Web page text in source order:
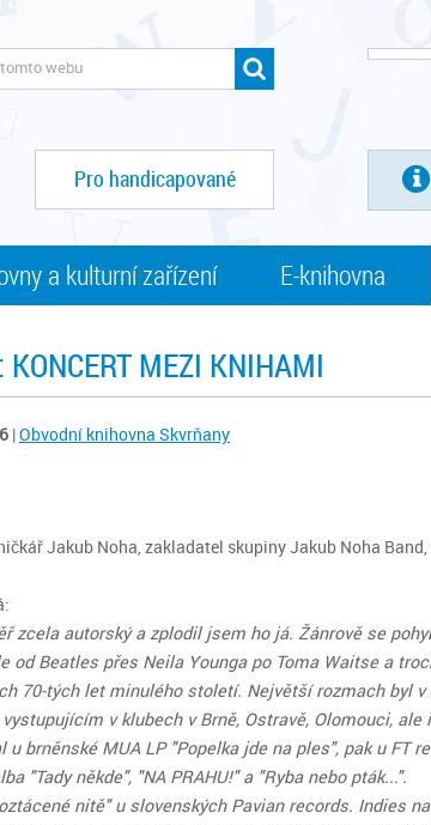
Pro handicapované
a kulturní zařízení E-knihovna
MEZI KNIHAMI
|Obvodní knihovna Skvrňany
Jakub Noha, zakladatel skupiny Jakub Noha
zcela autorský a zplodil jsem ho já. Žánrově se
od Beatles přes Neila Younga po Toma Waitse a
70-tých let minulého století. Největší rozmach byl
v klubech v Brně, Ostravě, Olomouci,
u brněnské MUA LP "Popelka jde na ples", pak u FT
"Tady někde", "NA PRAHU!" a "Ryba nebo pták...".
nitě" u slovenských Pavian records. Indies